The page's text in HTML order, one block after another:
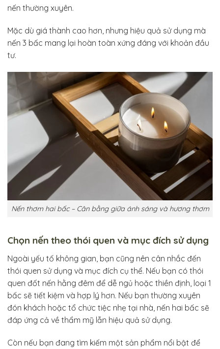
nến thường xuyên.
Mặc dù giá thành cao hơn, nhưng hiệu quả sử dụng mà
nến 3 bấc mang lại hoàn toàn xứng đáng với khoản đầu
tư.
Nến thơm hai bấc – Cân bằng giữa ánh sáng và hương thơm
Chọn nến theo thói quen và mục đích sử dụng
Ngoài yếu tố không gian, bạn cũng nên cân nhắc đến
thói quen sử dụng và mục đích cụ thể. Nếu bạn có thói
quen đốt nến hằng đêm để dễ ngủ hoặc thiền định, loại 1
bấc sẽ tiết kiệm và hợp lý hơn. Nếu bạn thường xuyên
đón khách hoặc tổ chức tiệc nhẹ tại nhà, nến hai bấc sẽ
đáp ứng cả về thẩm mỹ lẫn hiệu quả sử dụng.
Còn nếu bạn đang tìm kiếm một sản phẩm nổi bật để